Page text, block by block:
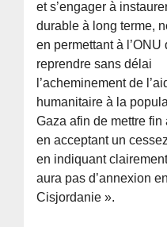
et s’engager à
durable à long terme,
en permettant à l’ONU
reprendre sans délai
l’acheminement de
humanitaire à la
Gaza afin de mettre fin
en acceptant un
en indiquant clairement
aura pas d’annexion en
Cisjordanie ».